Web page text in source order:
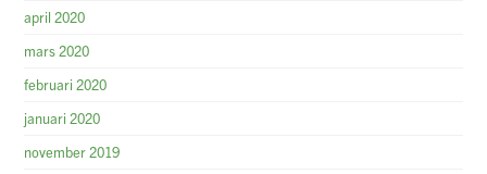
april 2020
mars 2020
februari 2020
januari 2020
november 2019